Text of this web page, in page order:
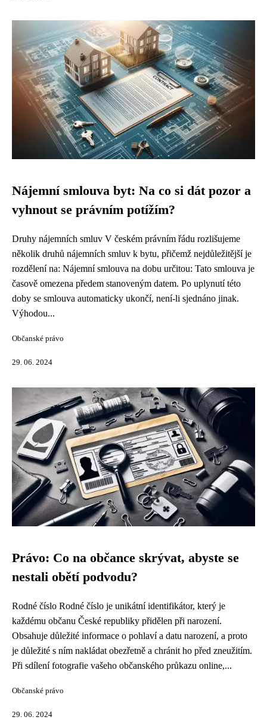
Nájemní smlouva byt: Na co si dát pozor a
vyhnout se právním potížím?
Druhy nájemních smluv V českém právním řádu rozlišujeme
několik druhů nájemních smluv k bytu, přičemž nejdůležitější je
rozdělení na: Nájemní smlouva na dobu určitou: Tato smlouva je
časově omezena předem stanoveným datem. Po uplynutí této
doby se smlouva automaticky ukončí, není-li sjednáno jinak.
Výhodou...
Občanské právo
29. 06. 2024
Právo: Co na občance skrývat, abyste se
nestali obětí podvodu?
Rodné číslo Rodné číslo je unikátní identifikátor, který je
každému občanu České republiky přidělen při narození.
Obsahuje důležité informace o pohlaví a datu narození, a proto
je důležité s ním nakládat obezřetně a chránit ho před zneužitím.
Při sdílení fotografie vašeho občanského průkazu online,...
Občanské právo
29. 06. 2024